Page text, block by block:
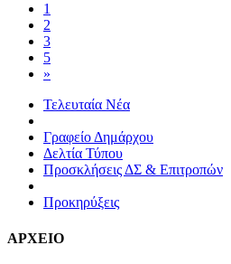
1
2
3
5
»
Τελευταία Νέα
Γραφείο Δημάρχου
Δελτία Τύπου
Προσκλήσεις ΔΣ & Επιτροπών
Προκηρύξεις
ΑΡΧΕΙΟ